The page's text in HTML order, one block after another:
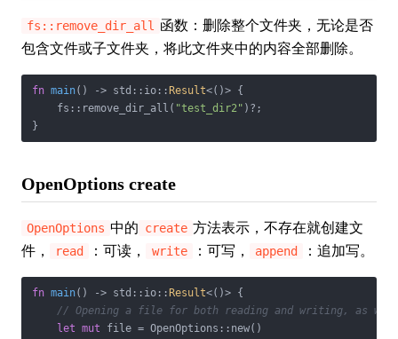
fs::remove_dir_all
函数：删除整个文件夹，无论是否
包含文件或子文件夹，将此文件夹中的内容全部删除。
fn main() -> std::io:: Result<()> {
    fs::remove_dir_all(
"test_dir2" )?;
}
OpenOptions create
OpenOptions 中的 create 方法表示，不存在就创建文
件，
read ：可读， write ：可写， append ：追加写。
fn main() -> std::io:: Result<()> {
// Opening a file for both reading and writing, as
let mut file = OpenOptions::new()